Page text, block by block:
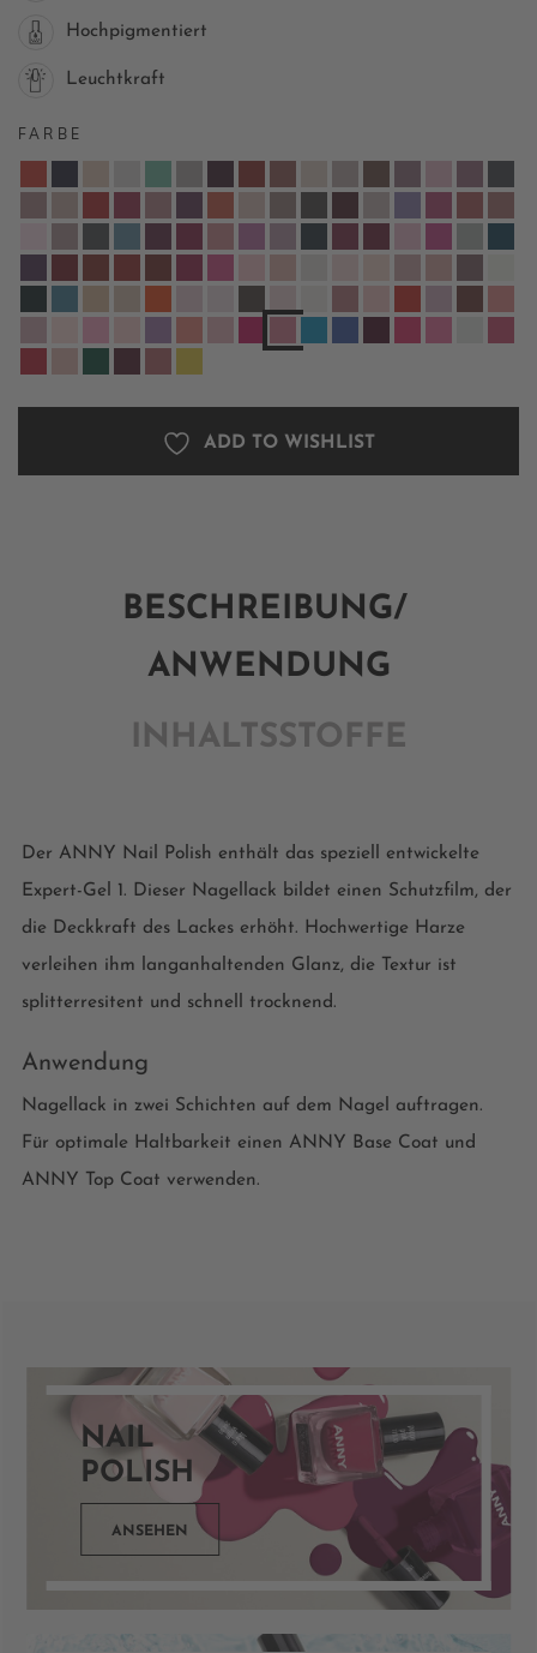
Hochpigmentiert
Leuchtkraft
FARBE
ADD TO WISHLIST
BESCHREIBUNG/
ANWENDUNG
INHALTSSTOFFE
Der ANNY Nail Polish enthält das speziell entwickelte
Expert-Gel 1. Dieser Nagellack bildet einen Schutzfilm, der
die Deckkraft des Lackes erhöht. Hochwertige Harze
verleihen ihm langanhaltenden Glanz, die Textur ist
splitterresitent und schnell trocknend.
Anwendung
Nagellack in zwei Schichten auf dem Nagel auftragen.
Für optimale Haltbarkeit einen ANNY Base Coat und
ANNY Top Coat verwenden.
NAIL
POLISH
ANSEHEN